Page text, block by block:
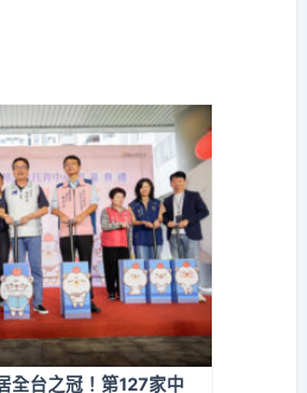
全台之冠！第127家中